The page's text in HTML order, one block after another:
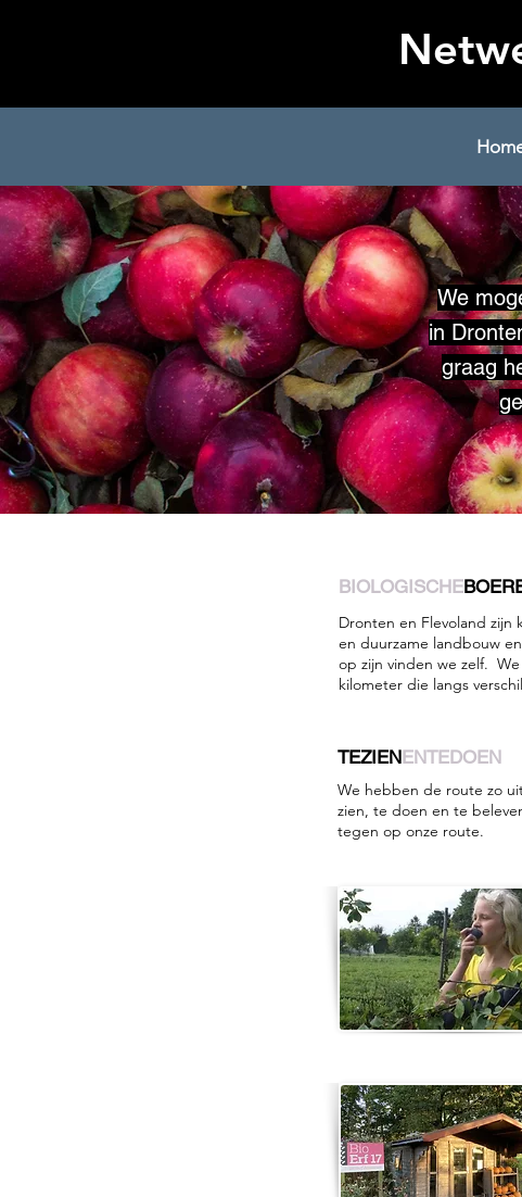
We
in
graag
BIOLOGISCHE
Dronten en Flevoland
en duurzame landbouw
op zijn vinden we zelf.
kilometer die langs
TEZIEN ENTEDOEN
We hebben de route zo
zien, te doen en te
tegen op onze route.